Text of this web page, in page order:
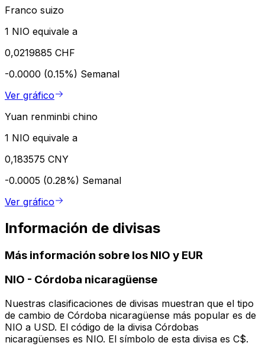
Franco suizo
1 NIO equivale a
0,0219885 CHF
-0.0000 (0.15%) Semanal
Ver gráfico
Yuan renminbi chino
1 NIO equivale a
0,183575 CNY
-0.0005 (0.28%) Semanal
Ver gráfico
Información de divisas
Más información sobre los NIO y EUR
NIO - Córdoba nicaragüense
Nuestras clasificaciones de divisas muestran que el tipo
de cambio de Córdoba nicaragüense más popular es de
NIO a USD. El código de la divisa Córdobas
nicaragüenses es NIO. El símbolo de esta divisa es C$.